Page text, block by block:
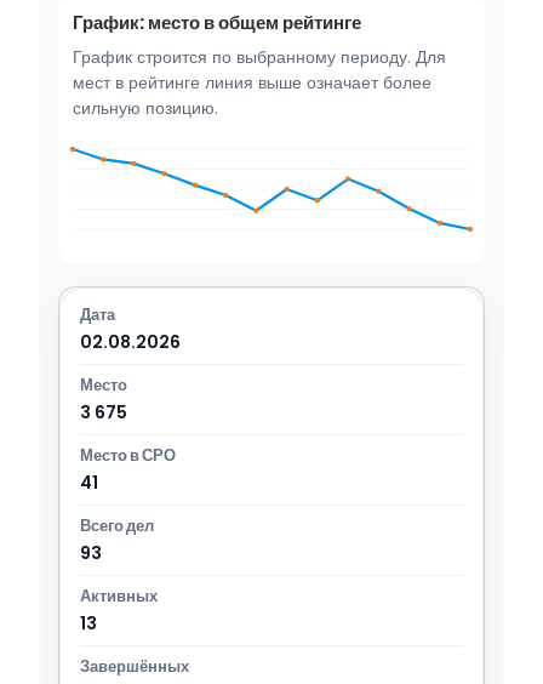
График: место в общем рейтинге
График строится по выбранному периоду. Для
мест в рейтинге линия выше означает более
сильную позицию.
02.08.2026
3 675
41
93
13